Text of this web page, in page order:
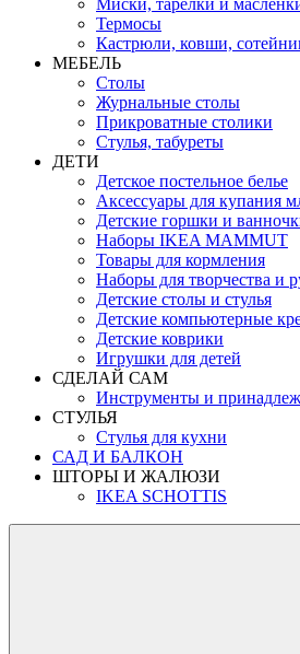
Термосы
Кастрюли, ковши,
МЕБЕЛЬ
Столы
Журнальные столы
Прикроватные столики
Стулья, табуреты
ДЕТИ
Детское постельное белье
Аксессуары для купания
Детские горшки и
Наборы IKEA MAMMUT
Товары для кормления
Наборы для творчества и
Детские столы и стулья
Детские компьютерные
Детские коврики
Игрушки для детей
СДЕЛАЙ САМ
Инструменты и
СТУЛЬЯ
Стулья для кухни
САД И БАЛКОН
ШТОРЫ И ЖАЛЮЗИ
IKEA SCHOTTIS